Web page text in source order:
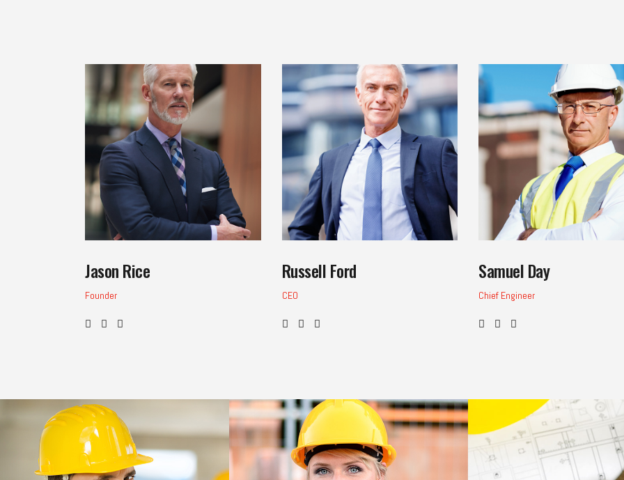
Jason Rice
Founder
Russell Ford
CEO
Samuel Day
Chief Engineer